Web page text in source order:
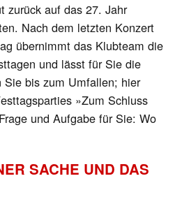
zurück auf das 27. Jahr
Nach dem letzten Konzert
übernimmt das Klubteam die
und lässt für Sie die
Sie bis zum Umfallen; hier
»Zum Schluss
und Aufgabe für Sie: Wo
SACHE UND DAS